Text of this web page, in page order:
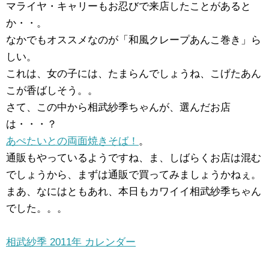
マライヤ・キャリーもお忍びで来店したことがあると
か・・。
なかでもオススメなのが「和風クレープあんこ巻き」ら
しい。
これは、女の子には、たまらんでしょうね、こげたあん
こが香ばしそう。。
さて、この中から相武紗季ちゃんが、選んだお店
は・・・？
あぺたいとの両面焼きそば！ 。
通販もやっているようですね、ま、しばらくお店は混む
でしょうから、まずは通販で買ってみましょうかねぇ。
まあ、なにはともあれ、本日もカワイイ相武紗季ちゃん
でした。。。
相武紗季 2011年 カレンダー